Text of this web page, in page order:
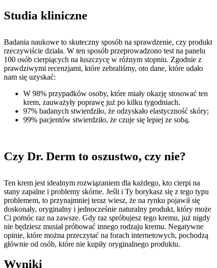
Studia kliniczne
Badania naukowe to skuteczny sposób na sprawdzenie, czy produkt
rzeczywiście działa. W ten sposób przeprowadzono test na panelu
100 osób cierpiących na łuszczycę w różnym stopniu. Zgodnie z
prawdziwymi recenzjami, które zebraliśmy, oto dane, które udało
nam się uzyskać:
W 98% przypadków osoby, które miały okazję stosować ten
krem, zauważyły ​​poprawę już po kilku tygodniach.
97% badanych stwierdziło, że odzyskało elastyczność skóry;
99% pacjentów stwierdziło, że czuje się lepiej ze sobą.
Czy Dr. Derm to oszustwo, czy nie?
Ten krem ​​jest idealnym rozwiązaniem dla każdego, kto cierpi na
stany zapalne i problemy skórne. Jeśli i Ty borykasz się z tego typu
problemem, to przynajmniej teraz wiesz, że na rynku pojawił się
doskonały, oryginalny i jednocześnie naturalny produkt, który może
Ci pomóc raz na zawsze. Gdy raz spróbujesz tego kremu, już nigdy
nie będziesz musiał próbować innego rodzaju kremu. Negatywne
opinie, które można przeczytać na forach internetowych, pochodzą
głównie od osób, które nie kupiły oryginalnego produktu.
Wyniki